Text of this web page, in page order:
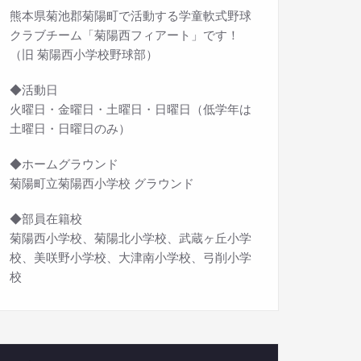
熊本県菊池郡菊陽町で活動する学童軟式野球
クラブチーム「菊陽西フィアート」です！
（旧 菊陽西小学校野球部）
◆活動日
火曜日・金曜日・土曜日・日曜日（低学年は
土曜日・日曜日のみ）
◆ホームグラウンド
菊陽町立菊陽西小学校 グラウンド
◆部員在籍校
菊陽西小学校、菊陽北小学校、武蔵ヶ丘小学
校、美咲野小学校、大津南小学校、弓削小学
校